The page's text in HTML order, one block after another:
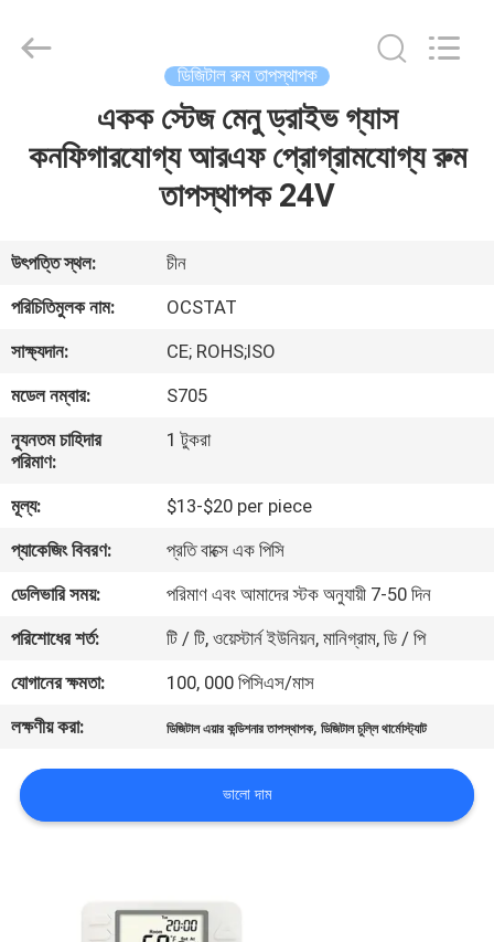
ভিআর
শো
আমাদের
সম্পর্কে
ভ্রমণ
মান
নিয়ন্ত্রণ
যোগাযোগ
করুন
উদ্ধৃতির
Limited.
ডিজিটাল রুম তাপস্থাপক
একক স্টেজ মেনু ড্রাইভ গ্যাস
কনফিগারযোগ্য আরএফ প্রোগ্রামযোগ্য রুম
তাপস্থাপক 24V
উৎপত্তি স্থল:
চীন
পরিচিতিমুলক নাম:
OCSTAT
সাক্ষ্যদান:
CE; ROHS;ISO
মডেল নম্বার:
S705
ন্যূনতম চাহিদার
পরিমাণ:
1 টুকরা
মূল্য:
$13-$20 per piece
প্যাকেজিং বিবরণ:
প্রতি বাক্সে এক পিসি
ডেলিভারি সময়:
পরিমাণ এবং আমাদের স্টক অনুযায়ী 7-50 দিন
পরিশোধের শর্ত:
টি / টি, ওয়েস্টার্ন ইউনিয়ন, মানিগ্রাম, ডি / পি
যোগানের ক্ষমতা:
100, 000 পিসিএস/মাস
লক্ষণীয় করা:
ডিজিটাল এয়ার কন্ডিশনার তাপস্থাপক,ডিজিটাল চুল্লি থার্মোস্ট্যাট
ভালো দাম